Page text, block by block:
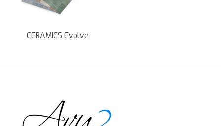
CERAMICS Evolve